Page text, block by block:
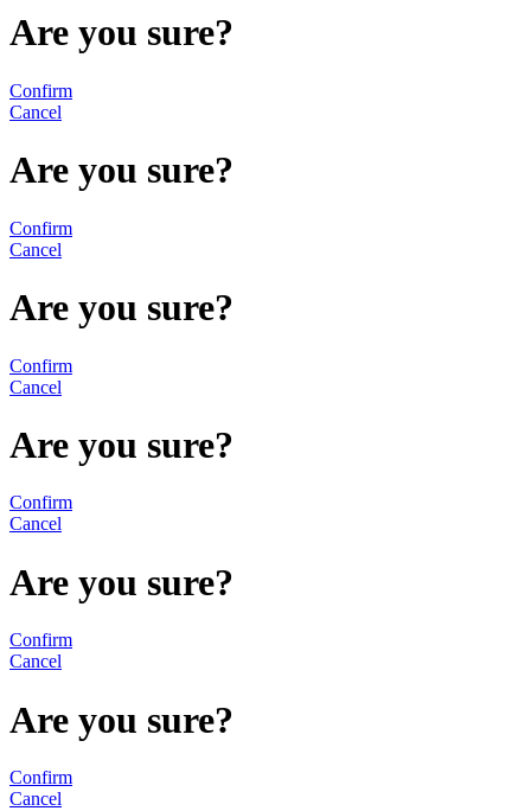
Are you sure?
Confirm
Cancel
Are you sure?
Confirm
Cancel
Are you sure?
Confirm
Cancel
Are you sure?
Confirm
Cancel
Are you sure?
Confirm
Cancel
Are you sure?
Confirm
Cancel